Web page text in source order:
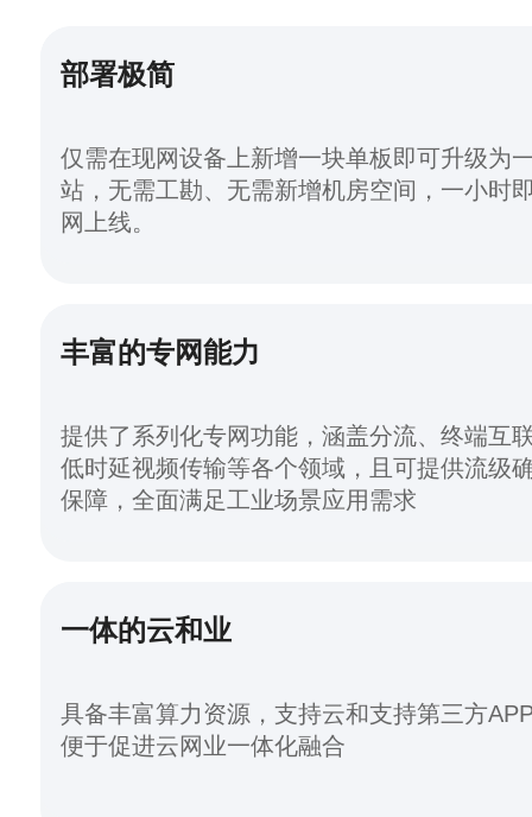
部署极简
仅需在现网设备上新增一块单板即可升级为
站，无需工勘、无需新增机房空间，一小时
网上线。
丰富的专网能力
提供了系列化专网功能，涵盖分流、终端互
低时延视频传输等各个领域，且可提供流级
保障，全面满足工业场景应用需求
一体的云和业
具备丰富算力资源，支持云和支持第三方
便于促进云网业一体化融合